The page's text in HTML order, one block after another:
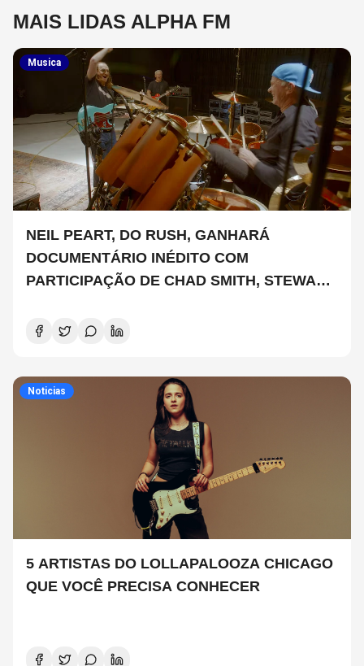
MAIS LIDAS ALPHA FM
Musica
NEIL PEART, DO RUSH, GANHARÁ
DOCUMENTÁRIO INÉDITO COM
PARTICIPAÇÃO DE CHAD SMITH, STEWART
Noticias
5 ARTISTAS DO LOLLAPALOOZA CHICAGO
QUE VOCÊ PRECISA CONHECER